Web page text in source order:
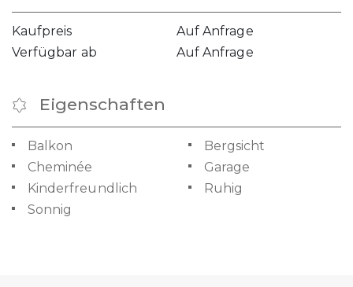
Kaufpreis
Auf Anfrage
Verfügbar ab
Auf Anfrage
Eigenschaften
Balkon
Bergsicht
Cheminée
Garage
Kinderfreundlich
Ruhig
Sonnig